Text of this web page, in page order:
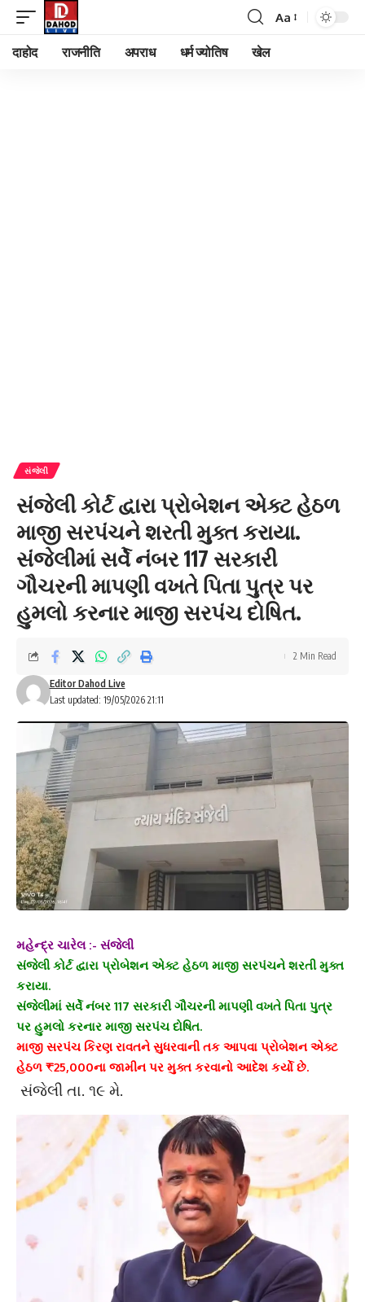
Font
Aa
दाहोद राजनीति अपराध धर्म ज्योतिष खेल
સંજેલી
સંજેલી કોર્ટ દ્વારા પ્રોબેશન એક્ટ હેઠળ
માજી સરપંચને શરતી મુક્ત કરાયા.
સંજેલીમાં સર્વે નંબર 117 સરકારી
ગૌચરની માપણી વખતે પિતા પુત્ર પર
હુમલો કરનાર માજી સરપંચ દોષિત.
Last updated: 19/05/2026 21:11
Editor Dahod Live
2 Min Read
મહેન્દ્ર ચારેલ :- સંજેલી
સંજેલી કોર્ટ દ્વારા પ્રોબેશન એક્ટ હેઠળ માજી સરપંચને શરતી મુક્ત
કરાયા.
સંજેલીમાં સર્વે નંબર 117 સરકારી ગૌચરની માપણી વખતે પિતા પુત્ર
પર હુમલો કરનાર માજી સરપંચ દોષિત.
માજી સરપંચ કિરણ રાવતને સુધરવાની તક આપવા પ્રોબેશન એક્ટ
હેઠળ ₹25,000ના જામીન પર મુક્ત કરવાનો આદેશ કર્યો છે.
સંજેલી તા. ૧૯ મે.